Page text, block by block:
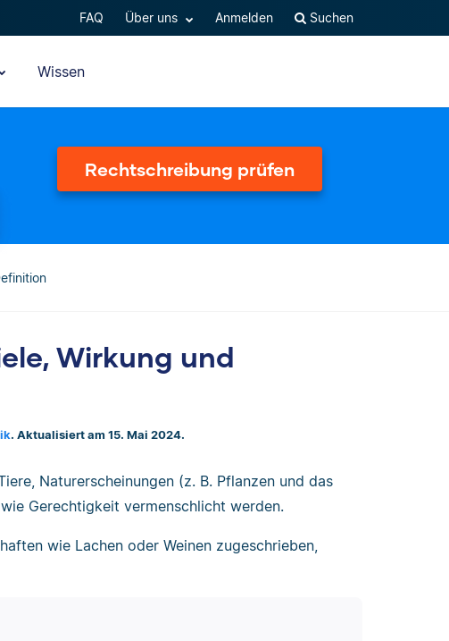
FAQ Über uns Anmelden Suchen
Wissen
Rechtschreibung prüfen
Wirkung und
. Aktualisiert am 15. Mai 2024.
Naturerscheinungen (z. B. Pflanzen und das
Gerechtigkeit vermenschlicht werden.
wie Lachen oder Weinen zugeschrieben,